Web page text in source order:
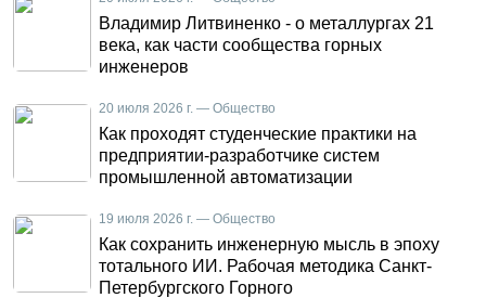
Владимир Литвиненко - о металлургах 21
века, как части сообщества горных
инженеров
20 июля 2026 г. — Общество
Как проходят студенческие практики на
предприятии-разработчике систем
промышленной автоматизации
19 июля 2026 г. — Общество
Как сохранить инженерную мысль в эпоху
тотального ИИ. Рабочая методика Санкт-
Петербургского Горного